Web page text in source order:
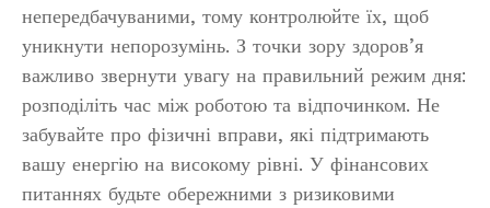
непередбачуваними, тому контролюйте їх, щоб
уникнути непорозумінь. З точки зору здоров’я
важливо звернути увагу на правильний режим дня:
розподіліть час між роботою та відпочинком. Не
забувайте про фізичні вправи, які підтримають
вашу енергію на високому рівні. У фінансових
питаннях будьте обережними з ризиковими